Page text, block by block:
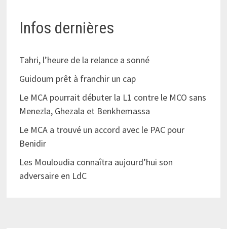
Infos dernières
Tahri, l’heure de la relance a sonné
Guidoum prêt à franchir un cap
Le MCA pourrait débuter la L1 contre le MCO sans
Menezla, Ghezala et Benkhemassa
Le MCA a trouvé un accord avec le PAC pour
Benidir
Les Mouloudia connaîtra aujourd’hui son
adversaire en LdC